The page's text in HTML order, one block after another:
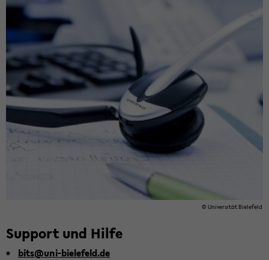
© Uni­ver­si­tät Bie­le­feld
Sup­port und Hilfe
bits@uni-​bielefeld.de